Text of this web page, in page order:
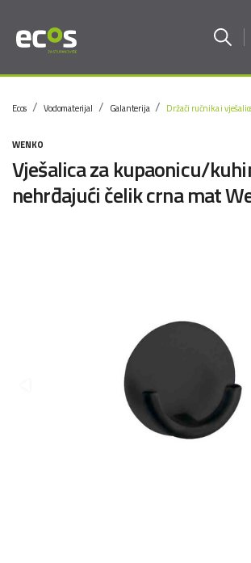
Ecos Vodomaterijal Galanterija Držači ručnika i
WENKO
Vješalica za kupaonicu/
nehrđajući čelik crna mat